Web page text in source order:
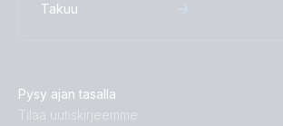
Takuu
Pysy ajan tasalla
Tilaa uutiskirjeemme